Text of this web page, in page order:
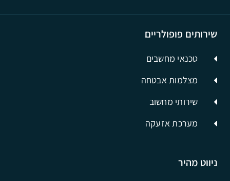
ניווט מהיר
שירותים פופולריים
טכנאי מחשבים
מצלמות אבטחה
שירותי מחשוב
מערכת אזעקה